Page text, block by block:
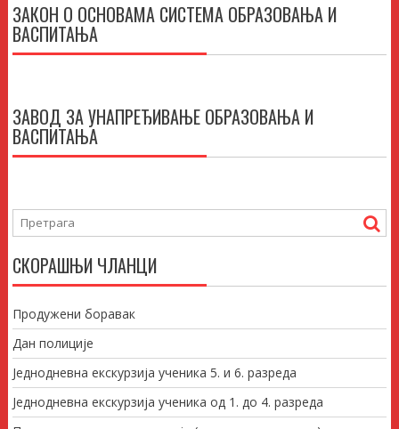
ЗАКОН О ОСНОВАМА СИСТЕМА ОБРАЗОВАЊА И
ВАСПИТАЊА
ЗАВОД ЗА УНАПРЕЂИВАЊЕ ОБРАЗОВАЊА И
ВАСПИТАЊА
СКОРАШЊИ ЧЛАНЦИ
Продужени боравак
Дан полиције
Једнодневна екскурзија ученика 5. и 6. разреда
Једнодневна екскурзија ученика од 1. до 4. разреда